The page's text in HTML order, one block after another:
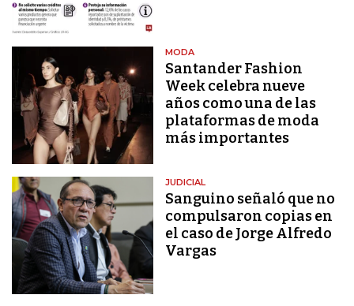
MODA
Santander Fashion
Week celebra nueve
años como una de las
plataformas de moda
más importantes
JUDICIAL
Sanguino señaló que no
compulsaron copias en
el caso de Jorge Alfredo
Vargas